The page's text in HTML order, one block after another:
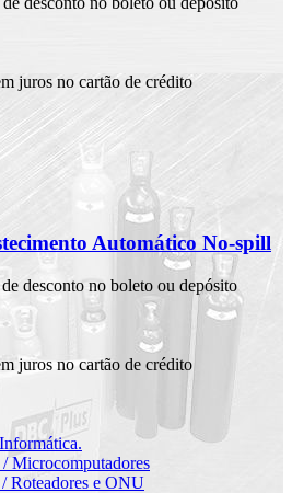
juros no cartão de crédito
Automático No-spill
desconto no boleto ou depósito
juros no cartão de crédito
Microcomputadores
Roteadores e ONU